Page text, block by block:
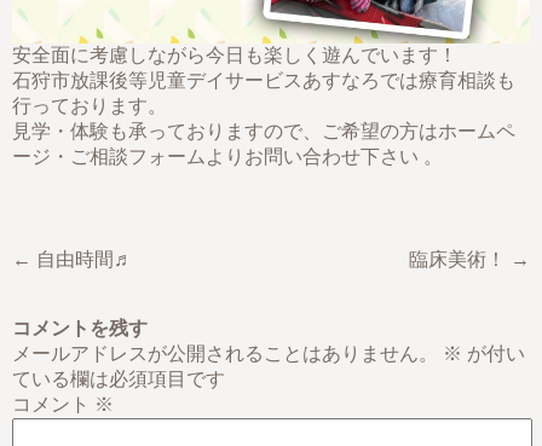
安全面に考慮しながら今日も楽しく遊んでいます！
石狩市放課後等児童デイサービスあすなろでは療育相談も
行っております。
見学・体験も承っておりますので、ご希望の方はホームペ
ージ・ご相談フォームよりお問い合わせ下さい 。
← 自由時間♬ 臨床美術！ →
コメントを残す
メールアドレスが公開されることはありません。
※ が付い
ている欄は必須項目です
コメント ※